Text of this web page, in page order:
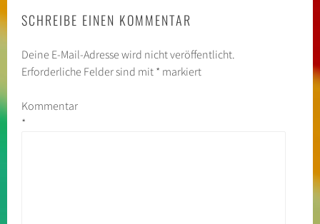
SCHREIBE EINEN KOMMENTAR
Deine E-Mail-Adresse wird nicht veröffentlicht.
Erforderliche Felder sind mit * markiert
Kommentar
*